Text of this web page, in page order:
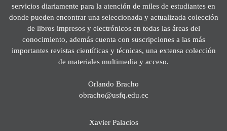
servicios diariamente para la atención de miles de estudiantes en
donde pueden encontrar una seleccionada y actualizada colección
de libros impresos y electrónicos en todas las áreas del
conocimiento, además cuenta con suscripciones a las más
importantes revistas científicas y técnicas, una extensa colección
de materiales multimedia y acceso.
Orlando Bracho
obracho@usfq.edu.ec
Xavier Palacios